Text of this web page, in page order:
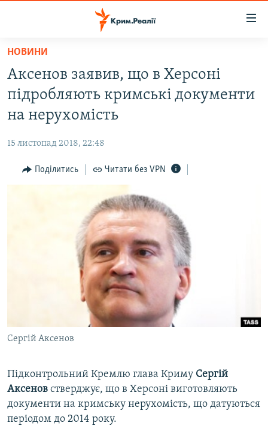
Перейти
основного
матеріалу
Перейти
до
основної
Перейти
ВОДА.КРИМ
ВІДЕО ТА ФОТО
БЛОГИ
ПОГЛЯД
ВІДЕОУРОКИ «ELIFBE»
СВІДЧЕННЯ ОКУПАЦІЇ
УКРАЇНСЬКА ПРОБЛЕМА КРИМУ
ІНФОГРАФІКА
ЯК ОБІЙТИ БЛОКУВАННЯ
ДОЛУЧАЙСЯ!
Усі сайти RFE/RL
НОВИНИ
Аксенов заявив, що в Херсоні
підробляють кримські документи
на нерухомість
15 листопад 2018, 22:48
Поділитись Читати без VPN
Сергій Аксенов
Підконтрольний Кремлю глава Криму Сергій
Аксенов стверджує, що в Херсоні виготовляють
документи на кримську нерухомість, що датуються
періодом до 2014 року.